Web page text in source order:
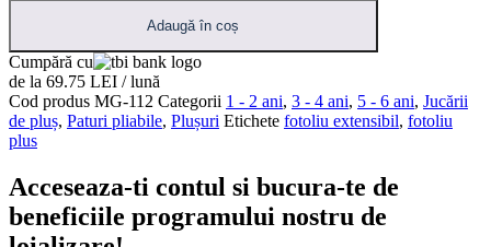
Adaugă în coș
Cumpără cu
de la 69.75 LEI / lună
Cod produs MG-112 Categorii 1 - 2 ani, 3 - 4 ani, 5 - 6 ani, Jucării
de pluș, Paturi pliabile, Plușuri Etichete fotoliu extensibil, fotoliu
plus
Acceseaza-ti contul si bucura-te de
beneficiile programului nostru de